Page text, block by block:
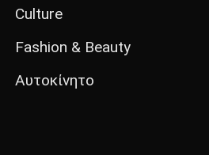
Culture
Fashion & Beauty
Αυτοκίνητο